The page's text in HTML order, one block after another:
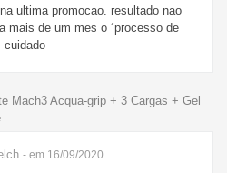
ultima promocao. resultado nao
mais de um mes o ´processo de
cuidado
Mach3 Acqua-grip + 3 Cargas + Gel
- em 16/09/2020